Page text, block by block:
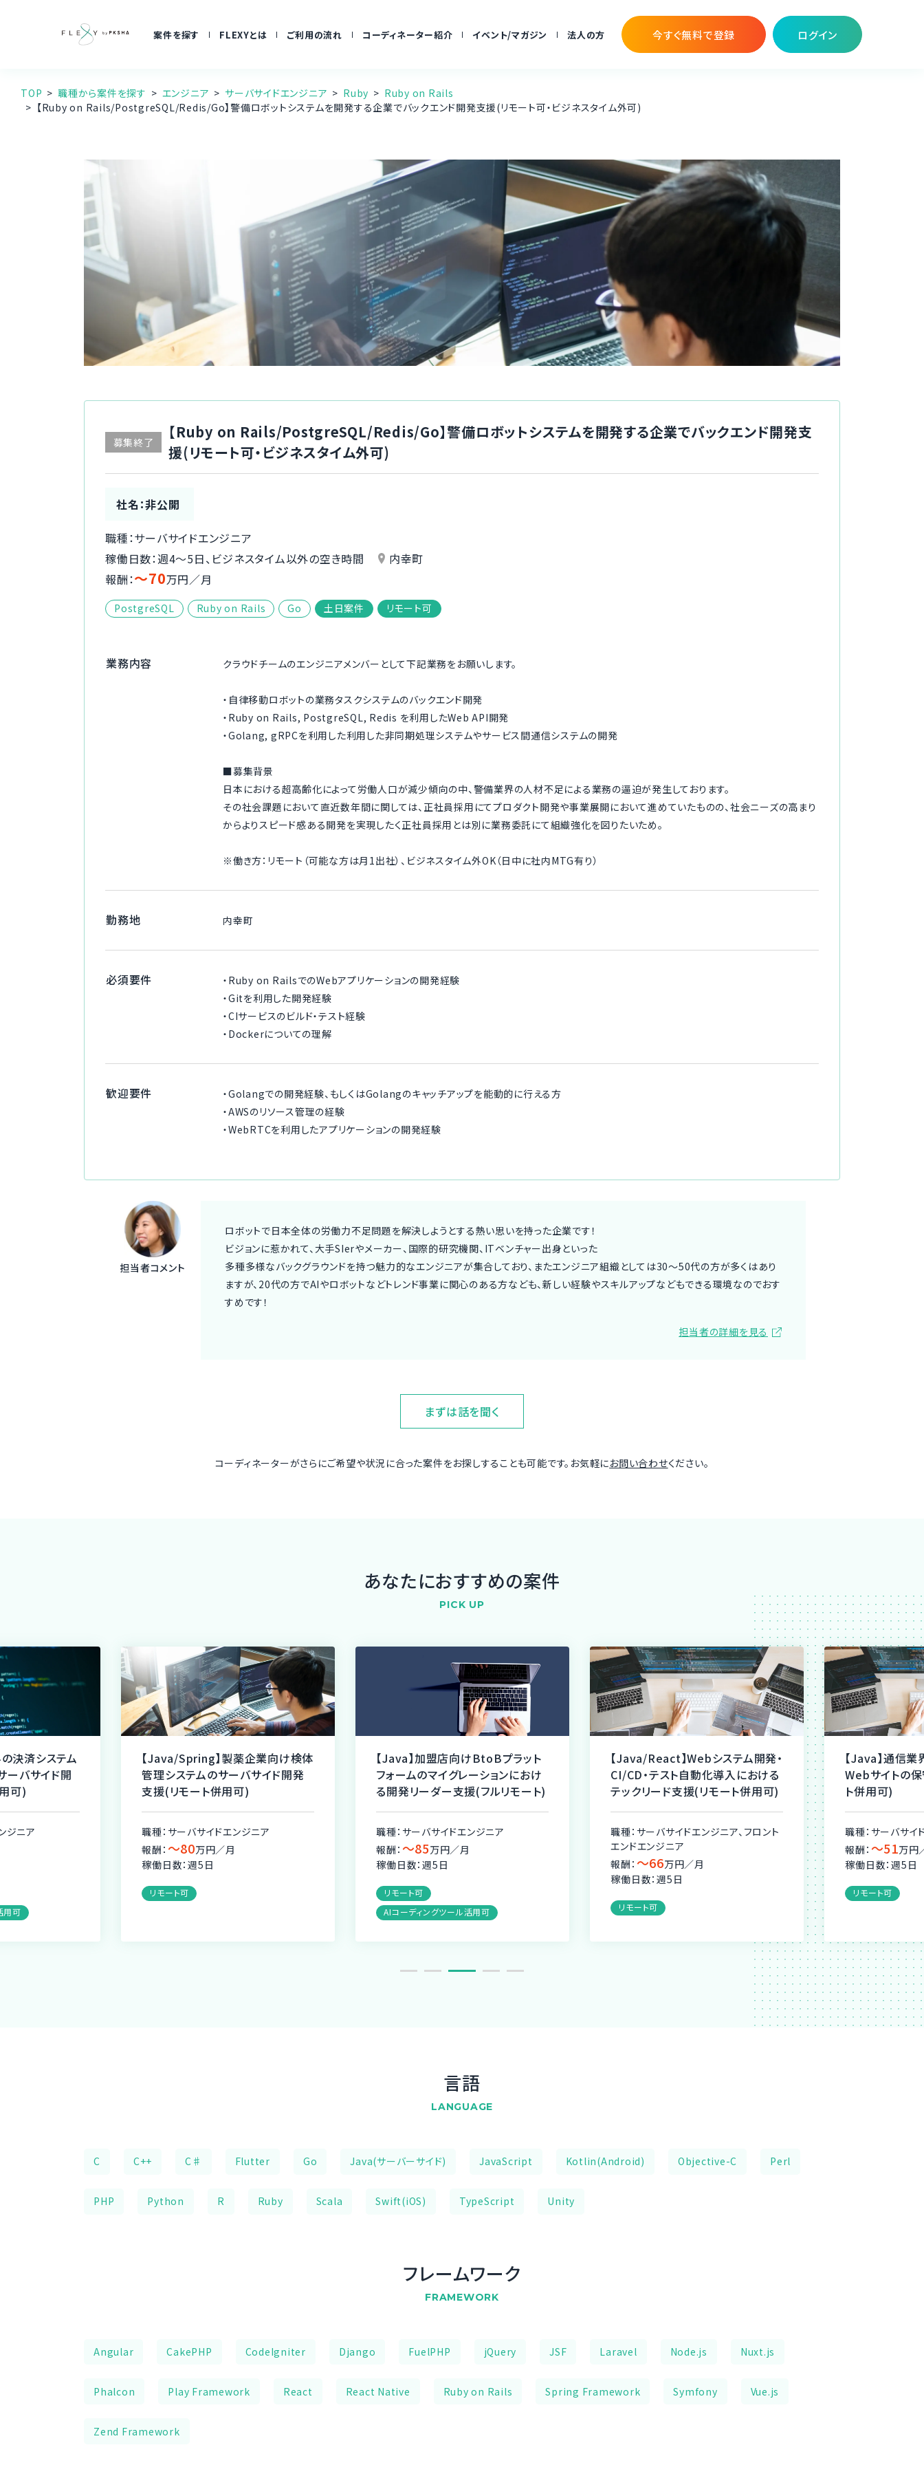
案件を探す FLEXYとは ご利用の流れ コーディネーター紹介 イベント/マガジン 法人の方 今すぐ無料で登録 ログイン
TOP 職種から案件を探す エンジニア サーバサイドエンジニア Ruby
Ruby on Rails
【Ruby on Rails/PostgreSQL/Redis/Go】警備ロボットシステムを開発する企業でバックエンド開発支援(リモート可・ビジネスタイム外可)
募集終了
【Ruby on Rails/PostgreSQL/Redis/Go】警備ロボットシステムを開発する企業でバックエンド開発支
援(リモート可・ビジネスタイム外可)
社名：非公開
職種：サーバサイドエンジニア
稼働日数：週4〜5日、ビジネスタイム以外の空き時間
内幸町
報酬：〜70万円／月
PostgreSQL Ruby on Rails Go 土日案件 リモート可
業務内容 クラウドチームのエンジニアメンバーとして下記業務をお願いします。
・自律移動ロボットの業務タスクシステムのバックエンド開発
・Ruby on Rails, PostgreSQL, Redis を利用したWeb API開発
・Golang, gRPCを利用した利用した非同期処理システムやサービス間通信システムの開発
■募集背景
日本における超高齢化によって労働人口が減少傾向の中、警備業界の人材不足による業務の逼迫が発生しております。
その社会課題において直近数年間に関しては、正社員採用にてプロダクト開発や事業展開において進めていたものの、社会ニーズの高まり
からよりスピード感ある開発を実現したく正社員採用とは別に業務委託にて組織強化を図りたいため。
※働き方：リモート（可能な方は月1出社）、ビジネスタイム外OK（日中に社内MTG有り）
勤務地 内幸町
必須要件
・Ruby on RailsでのWebアプリケーションの開発経験
・Gitを利用した開発経験
・CIサービスのビルド・テスト経験
・Dockerについての理解
歓迎要件
・Golangでの開発経験、もしくはGolangのキャッチアップを能動的に行える方
・AWSのリソース管理の経験
・WebRTCを利用したアプリケーションの開発経験
担当者コメント
ロボットで日本全体の労働力不足問題を解決しようとする熱い思いを持った企業です！
ビジョンに惹かれて、大手SIerやメーカー、国際的研究機関、ITベンチャー出身といった
多種多様なバックグラウンドを持つ魅力的なエンジニアが集合しており、またエンジニア組織としては30〜50代の方が多くはあり
ますが、20代の方でAIやロボットなどトレンド事業に関心のある方なども、新しい経験やスキルアップなどもできる環境なのでおす
すめです！
担当者の詳細を見る
まずは話を聞く
コーディネーターがさらにご希望や状況に合った案件をお探しすることも可能です。お気軽にお問い合わせください。
あなたにおすすめの案件
PICK UP
決済システム
ーバサイド開
可)
ジニア
用可
【Java/Spring】製薬企業向け検体
管理システムのサーバサイド開発
支援(リモート併用可)
職種：サーバサイドエンジニア
報酬： 〜80万円／月
稼働日数：週5日
リモート可
【Java】加盟店向けBtoBプラット
フォームのマイグレーションにおけ
る開発リーダー支援(フルリモート)
職種：サーバサイドエンジニア
報酬： 〜85万円／月
稼働日数：週5日
リモート可
AIコーディングツール活用可
【Java/React】Webシステム開発・
CI/CD・テスト自動化導入における
テックリード支援(リモート併用可)
職種：サーバサイドエンジニア、フロント
エンドエンジニア
報酬： 〜66万円／月
稼働日数：週5日
リモート可
【Java】通信
Webサイトの
ト併用可)
職種：サーバサイ
報酬： 〜51万円
稼働日数：週5日
リモート可
言語
LANGUAGE
C C++ C♯ Flutter Go Java(サーバーサイド) JavaScript Kotlin(Android) Objective-C Perl
PHP Python R Ruby Scala Swift(iOS) TypeScript Unity
フレームワーク
FRAMEWORK
Angular CakePHP CodeIgniter Django FuelPHP jQuery JSF Laravel Node.js Nuxt.js
Phalcon Play Framework React React Native Ruby on Rails Spring Framework Symfony Vue.js
Zend Framework